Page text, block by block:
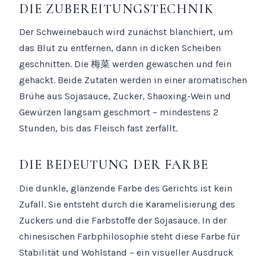
DIE ZUBEREITUNGSTECHNIK
Der Schweinebauch wird zunächst blanchiert, um
das Blut zu entfernen, dann in dicken Scheiben
geschnitten. Die 梅菜 werden gewaschen und fein
gehackt. Beide Zutaten werden in einer aromatischen
Brühe aus Sojasauce, Zucker, Shaoxing-Wein und
Gewürzen langsam geschmort – mindestens 2
Stunden, bis das Fleisch fast zerfällt.
DIE BEDEUTUNG DER FARBE
Die dunkle, glänzende Farbe des Gerichts ist kein
Zufall. Sie entsteht durch die Karamelisierung des
Zuckers und die Farbstoffe der Sojasauce. In der
chinesischen Farbphilosophie steht diese Farbe für
Stabilität und Wohlstand – ein visueller Ausdruck